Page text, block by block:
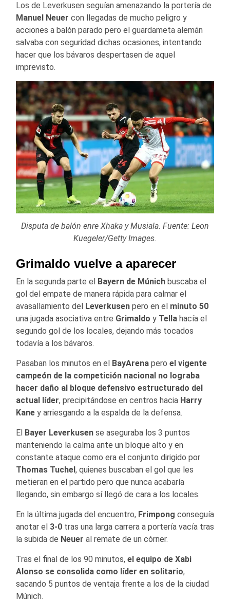
Los de Leverkusen seguían amenazando la portería de
Manuel Neuer con llegadas de mucho peligro y
acciones a balón parado pero el guardameta alemán
salvaba con seguridad dichas ocasiones, intentando
hacer que los bávaros despertasen de aquel
imprevisto.
Disputa de balón enre Xhaka y Musiala. Fuente: Leon
Kuegeler/Getty Images.
Grimaldo vuelve a aparecer
En la segunda parte el Bayern de Múnich buscaba el
gol del empate de manera rápida para calmar el
avasallamiento del
Leverkusen pero en el minuto 50
una jugada asociativa entre Grimaldo y Tella hacía el
segundo gol de los locales, dejando más tocados
todavía a los bávaros.
Pasaban los minutos en el BayArena pero el vigente
campeón de la competición nacional no lograba
hacer daño al bloque defensivo estructurado del
actual líder, precipitándose en centros hacia Harry
Kane y arriesgando a la espalda de la defensa.
El Bayer Leverkusen se aseguraba los 3 puntos
manteniendo la calma ante un bloque alto y en
constante ataque como era el conjunto dirigido por
Thomas Tuchel , quienes buscaban el gol que les
metieran en el partido pero que nunca acabaría
llegando, sin embargo sí llegó de cara a los locales.
En la última jugada del encuentro, Frimpong conseguía
anotar el 3-0 tras una larga carrera a portería vacía tras
la subida de Neuer al remate de un córner.
Tras el final de los 90 minutos, el equipo de Xabi
Alonso se consolida como líder en solitario,
sacando 5 puntos de ventaja frente a los de la ciudad
Múnich.